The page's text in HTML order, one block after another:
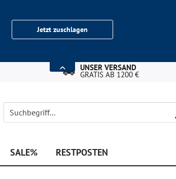
Jetzt zuschlagen
UNSER VERSAND
GRATIS AB 1200 €
SALE% RESTPOSTEN